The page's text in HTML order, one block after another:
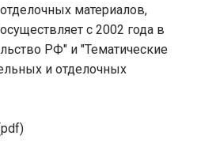
материалов,
с 2002 года в
РФ" и "Тематические
и отделочных